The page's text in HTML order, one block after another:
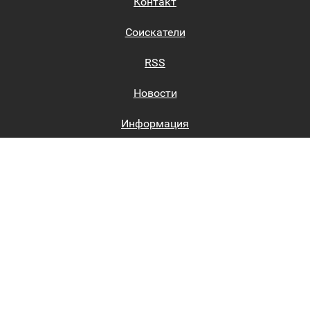
Соискатели
RSS
Новости
Информация